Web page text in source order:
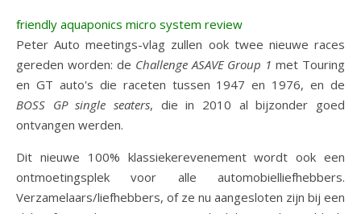
friendly aquaponics micro system review
Peter Auto meetings-vlag zullen ook twee nieuwe races
gereden worden: de Challenge ASAVE Group 1 met Touring
en GT auto's die raceten tussen 1947 en 1976, en de
BOSS GP single seaters, die in 2010 al bijzonder goed
ontvangen werden.
Dit nieuwe 100% klassiekerevenement wordt ook een
ontmoetingsplek voor alle automobielliefhebbers.
Verzamelaars/liefhebbers, of ze nu aangesloten zijn bij een